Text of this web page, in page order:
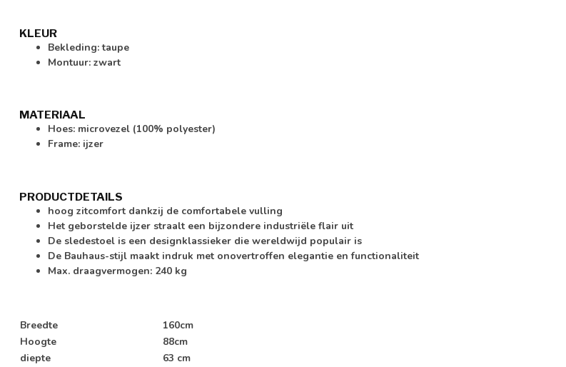
KLEUR
Bekleding: taupe
Montuur: zwart
MATERIAAL
Hoes: microvezel (100% polyester)
Frame: ijzer
PRODUCTDETAILS
hoog zitcomfort dankzij de comfortabele vulling
Het geborstelde ijzer straalt een bijzondere industriële flair uit
De sledestoel is een designklassieker die wereldwijd populair is
De Bauhaus-stijl maakt indruk met onovertroffen elegantie en functionaliteit
Max. draagvermogen: 240 kg
Breedte
160cm
Hoogte
88cm
diepte
63 cm